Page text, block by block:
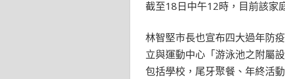
截至18日中午12時，目前該家
林智堅市長也宣布四大過年防
立與運動中心「游泳池之附屬
包括學校，尾牙聚餐、年終活